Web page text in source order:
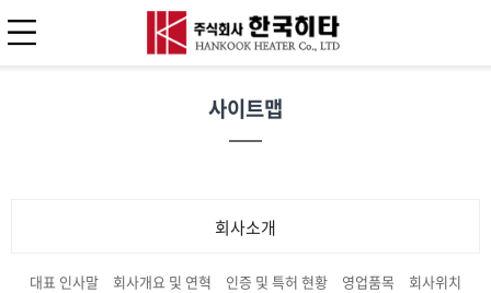
사이트맵
회사소개
대표 인사말 회사개요 및 연혁 인증 및 특허 현황 영업품목 회사위치